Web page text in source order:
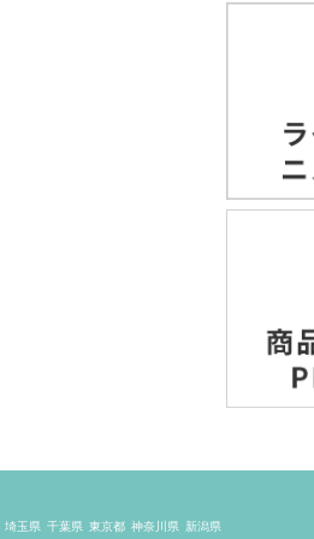
埼玉県 千葉県 東京都 神奈川県 新潟県